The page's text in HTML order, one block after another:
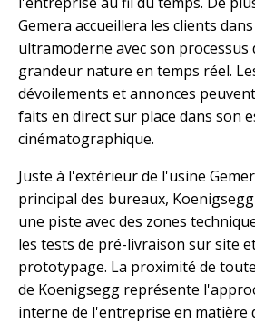
Gemera accueillera les clients
ultramoderne avec son processus
grandeur nature en temps réel.
dévoilements et annonces
faits en direct sur place dans son
cinématographique.
Juste à l'extérieur de l'usine
principal des bureaux,
une piste avec des zones
les tests de pré-livraison sur site
prototypage. La proximité de
de Koenigsegg représente
interne de l'entreprise en matière